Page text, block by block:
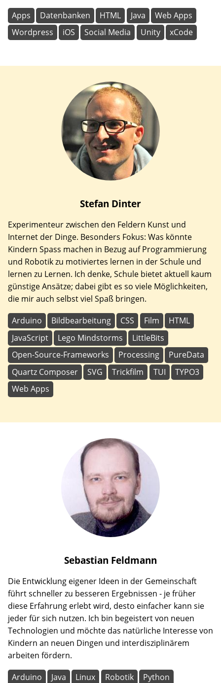
Apps Datenbanken HTML Java
Web Apps
Wordpress
iOS Social Media Unity xCode
Stefan Dinter
Experimenteur zwischen den Feldern Kunst und
Internet der Dinge. Besonders Fokus: Was könnte
Kindern Spass machen in Bezug auf Programmierung
und Robotik zu motiviertes lernen in der Schule und
lernen zu Lernen. Ich denke, Schule bietet aktuell kaum
günstige Ansätze; dabei gibt es so viele Möglichkeiten,
die mir auch selbst viel Spaß bringen.
Arduino Bildbearbeitung CSS Film
HTML
JavaScript
Lego Mindstorms
LittleBits
Open-Source-Frameworks
Processing
PureData
Quartz Composer
SVG Trickfilm TUI
TYPO3
Web Apps
Sebastian Feldmann
Die Entwicklung eigener Ideen in der Gemeinschaft
führt schneller zu besseren Ergebnissen - je früher
diese Erfahrung erlebt wird, desto einfacher kann sie
jeder für sich nutzen. Ich bin begeistert von neuen
Technologien und möchte das natürliche Interesse von
Kindern an neuen Dingen und interdisziplinärem
arbeiten fördern.
Arduino Java Linux Robotik Python